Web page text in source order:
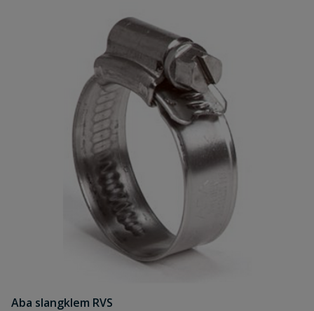
Aba slangklem RVS